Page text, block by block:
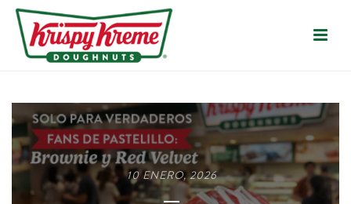
10 ENERO, 2026